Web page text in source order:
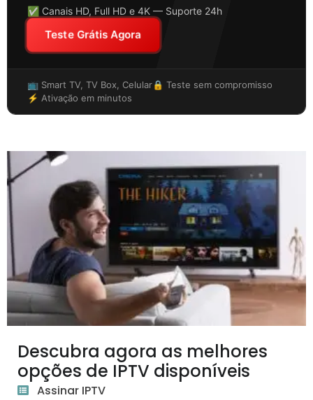
✅ Canais HD, Full HD e 4K — Suporte 24h
Teste Grátis Agora
📺 Smart TV, TV Box, Celular🔒 Teste sem compromisso
⚡ Ativação em minutos
Descubra agora as melhores
opções de IPTV disponíveis
Assinar IPTV